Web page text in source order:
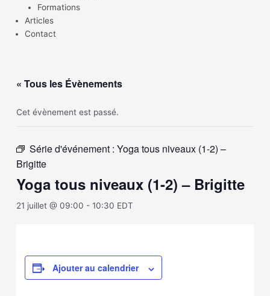
Formations
Articles
Contact
« Tous les Évènements
Cet évènement est passé.
Série d'événement :Yoga tous niveaux (1-2) –
Brigitte
Yoga tous niveaux (1-2) – Brigitte
21 juillet @ 09:00 -10:30 EDT
Ajouter au calendrier